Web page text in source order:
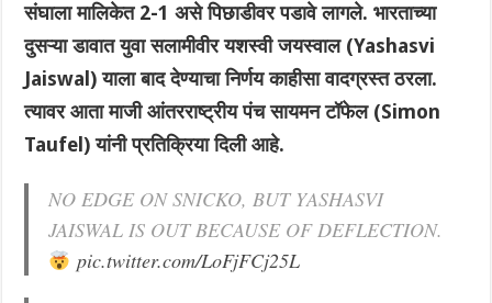
संघाला मालिकेत 2-1 असे पिछाडीवर पडावे लागले. भारताच्या
दुसऱ्या डावात युवा सलामीवीर यशस्वी जयस्वाल (Yashasvi
Jaiswal) याला बाद देण्याचा निर्णय काहीसा वादग्रस्त ठरला.
त्यावर आता माजी आंतरराष्ट्रीय पंच सायमन टॉफेल (Simon
Taufel) यांनी प्रतिक्रिया दिली आहे.
NO EDGE ON SNICKO, BUT YASHASVI
JAISWAL IS OUT BECAUSE OF DEFLECTION.
pic.twitter.com/LoFjFCj25L